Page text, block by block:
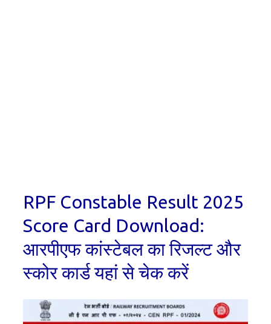
RPF Constable Result 2025
Score Card Download:
आरपीएफ कांस्टेबल का रिजल्ट और
स्कोर कार्ड यहां से चेक करें